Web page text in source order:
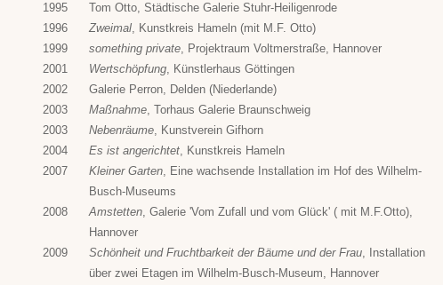
1995
Tom Otto, Städtische Galerie Stuhr-Heiligenrode
1996
Zweimal, Kunstkreis Hameln (mit M.F. Otto)
1999
something private, Projektraum Voltmerstraße, Hannover
2001
Wertschöpfung, Künstlerhaus Göttingen
2002
Galerie Perron, Delden (Niederlande)
2003
Maßnahme, Torhaus Galerie Braunschweig
2003
Nebenräume, Kunstverein Gifhorn
2004
Es ist angerichtet, Kunstkreis Hameln
2007
Kleiner Garten, Eine wachsende Installation im Hof des Wilhelm-
Busch-Museums
2008
Amstetten, Galerie 'Vom Zufall und vom Glück' ( mit M.F.Otto),
Hannover
2009
Schönheit und Fruchtbarkeit der Bäume und der Frau, Installation
über zwei Etagen im Wilhelm-Busch-Museum, Hannover